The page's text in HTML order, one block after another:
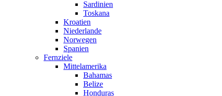
Sardinien
Toskana
Kroatien
Niederlande
Norwegen
Spanien
Fernziele
Mittelamerika
Bahamas
Belize
Honduras